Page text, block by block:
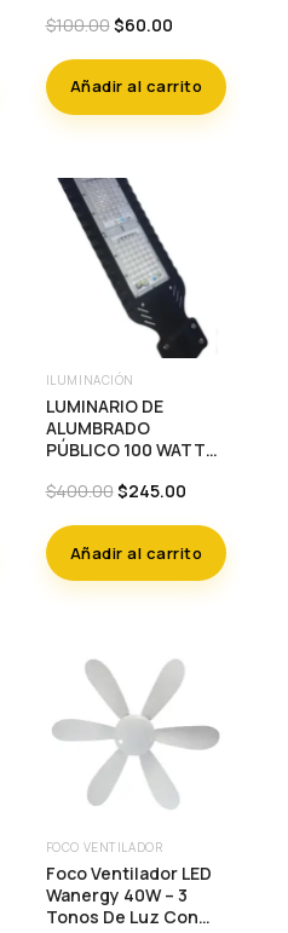
$100.00Original
was:
$100.00.
$60.00Current
is:
$60.00.
Añadir al carrito
ILUMINACIÓN
LUMINARIO DE
ALUMBRADO
PÚBLICO 100 WATTS
$400.00Original
was:
$400.00.
$245.00Current
is:
$245.00.
Añadir al carrito
FOCO VENTILADOR
Foco Ventilador LED
Wanergy 40W – 3
Tonos De Luz Con